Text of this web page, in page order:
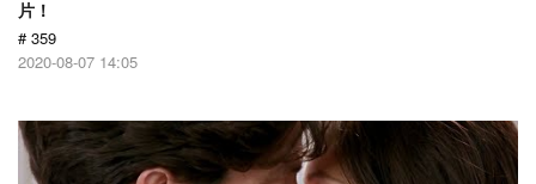
片！
# 359
2020-08-07 14:05